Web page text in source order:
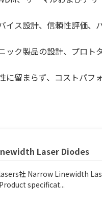
ス設計、信頼性評価、
ク製品の設計、プロト
留まらず、コストパフ
Laser Diodes
社 Narrow Linewidth
specificat...